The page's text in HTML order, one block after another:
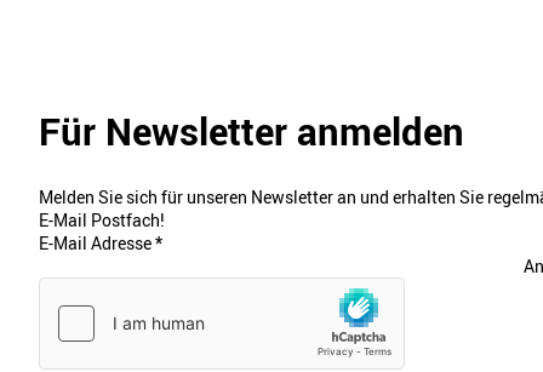
Für Newsletter anmelden
Melden Sie sich für unseren Newsletter an und erhalten Sie
E-Mail Postfach!
E-Mail Adresse*